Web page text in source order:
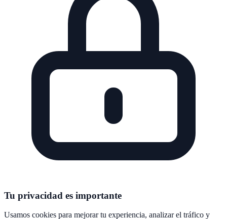
Tu privacidad es importante
Usamos cookies para mejorar tu experiencia, analizar el tráfico y